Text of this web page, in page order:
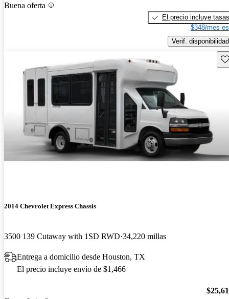
Buena oferta
El precio incluye tasas
$348/mes
Verif. disponibilidad
2014 Chevrolet Express Chassis
3500 139 Cutaway with 1SD RWD 34,220 millas
Entrega a domicilio desde Houston, TX
El precio incluye envío de $1,466